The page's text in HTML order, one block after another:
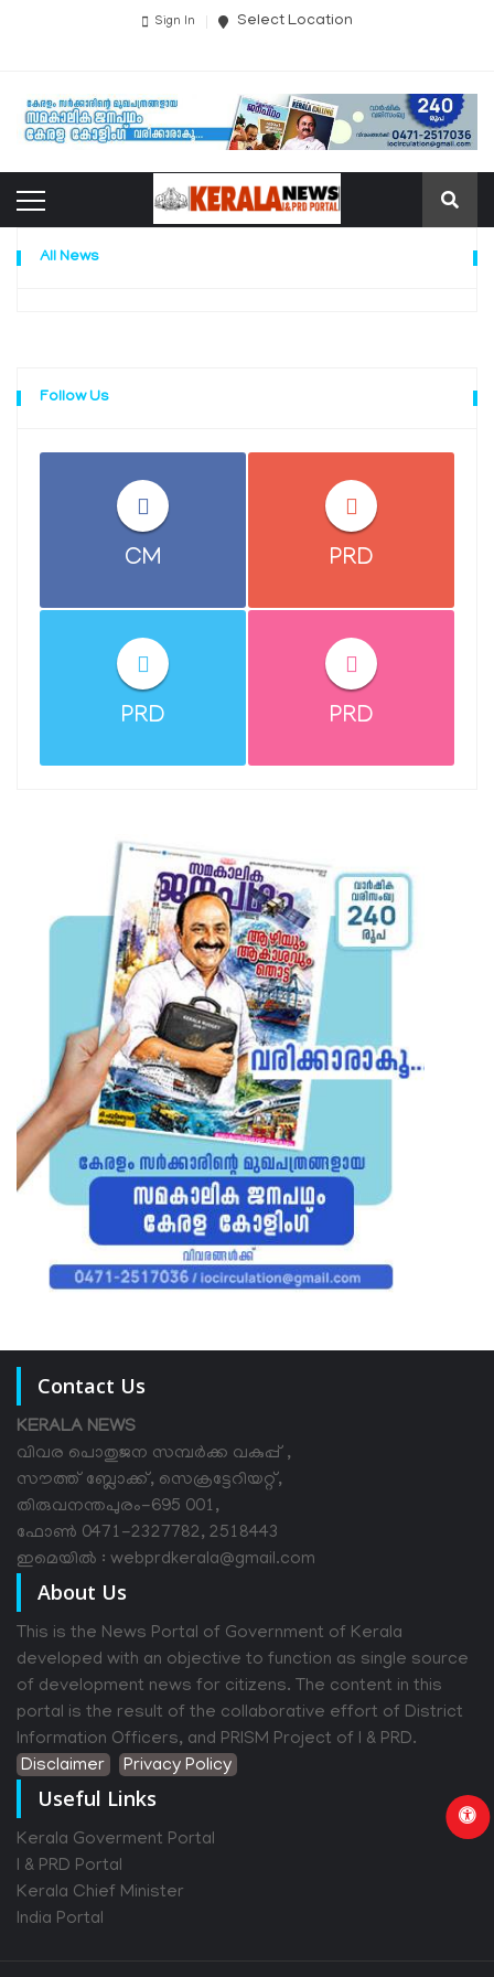
Sign In Select Location
All News
Follow Us
CM PRD
PRD PRD
Contact Us
KERALA NEWS
വിവര പൊതുജന സമ്പര്‍ക്ക വകുപ്പ് ,
സൗത്ത് ബ്ലോക്ക്, സെക്രട്ടേറിയറ്റ്,
തിരുവനന്തപുരം-695 001,
ഫോൺ 0471-2327782, 2518443
ഇമെയിൽ : webprdkerala@gmail.com
About Us
This is the News Portal of Government of Kerala
developed with an objective to function as single source
of development news for citizens. The content in this
portal is the result of the collaborative effort of District
Information Officers, and PRISM Project of I & PRD.
Disclaimer
Privacy Policy
Useful Links
Kerala Goverment Portal
I & PRD Portal
Kerala Chief Minister
India Portal